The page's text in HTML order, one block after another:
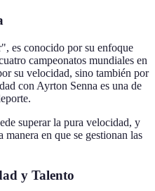
es conocido por su enfoque
campeonatos mundiales en
su velocidad, sino también por
con Ayrton Senna es una de
superar la pura velocidad, y
en que se gestionan las
y Talento